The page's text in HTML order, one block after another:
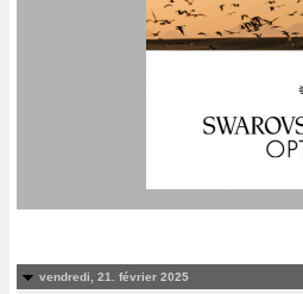
vendredi, 21. février 2025